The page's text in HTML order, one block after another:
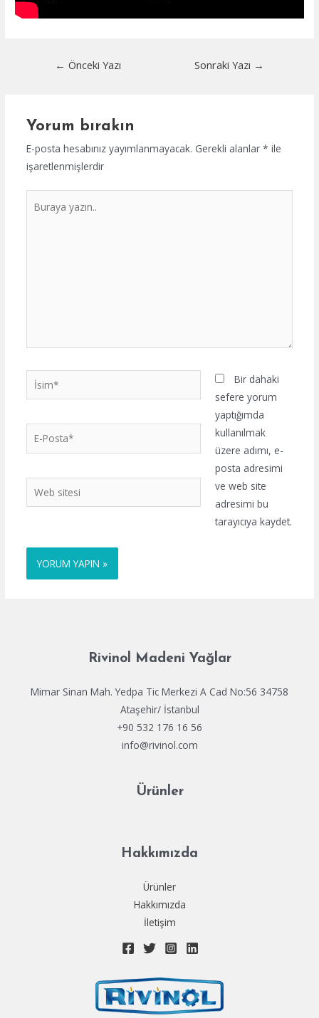
← Önceki Yazı Sonraki Yazı →
Yorum bırakın
E-posta hesabınız yayımlanmayacak. Gerekli alanlar * ile
işaretlenmişlerdir
İsim*
Posta*
sitesi
Bir dahaki
sefere yorum
yaptığımda
kullanılmak
üzere adımı, e-
posta adresimi
ve web site
adresimi bu
tarayıcıya kaydet.
Rivinol Madeni Yağlar
Mimar Sinan Mah. Yedpa Tic Merkezi A Cad No:56 34758
Ataşehir/ İstanbul
+90 532 176 16 56
info@rivinol.com
Ürünler
Hakkımızda
Ürünler
Hakkımızda
İletişim